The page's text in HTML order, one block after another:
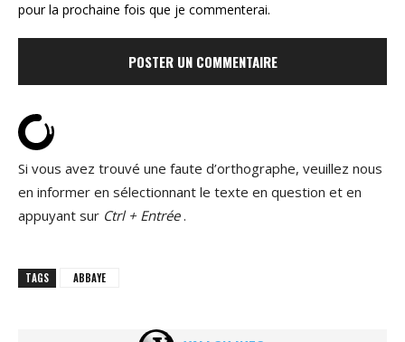
pour la prochaine fois que je commenterai.
Si vous avez trouvé une faute d’orthographe, veuillez nous
en informer en sélectionnant le texte en question et en
appuyant sur Ctrl + Entrée.
TAGS ABBAYE